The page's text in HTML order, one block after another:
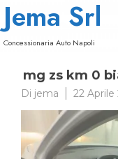
Passa
contenuto
Jema Srl
Concessionaria Auto Napoli
mg zs km 0
Di jema 22 Aprile